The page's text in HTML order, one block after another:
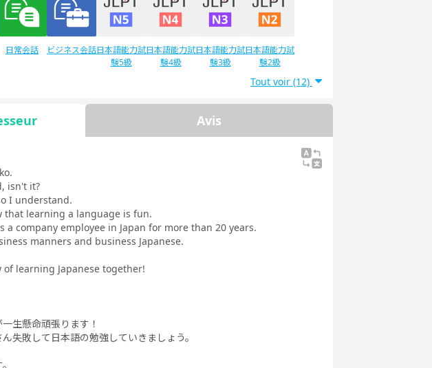
日常会話 ビジネス会話日本語能力試
験5級
日本語能力試
験4級
日本語能力試
験3級
日本語能力試
験2級
Tout voir (12)
Avis
isn't it?
I understand.
that learning a language is fun.
a company employee in Japan for more than 20 years.
manners and business Japanese.
learning Japanese together!
生懸命頑張ります！
失敗して日本語の勉強していきましょう。